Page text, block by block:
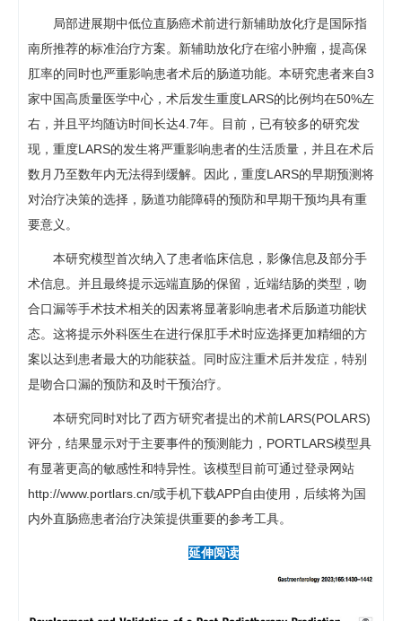
局部进展期中低位直肠癌术前进行新辅助放化疗是国际指
南所推荐的标准治疗方案。新辅助放化疗在缩小肿瘤，提高保
肛率的同时也严重影响患者术后的肠道功能。本研究患者来自3
家中国高质量医学中心，术后发生重度LARS的比例均在50%左
右，并且平均随访时间长达4.7年。目前，已有较多的研究发
现，重度LARS的发生将严重影响患者的生活质量，并且在术后
数月乃至数年内无法得到缓解。因此，重度LARS的早期预测将
对治疗决策的选择，肠道功能障碍的预防和早期干预均具有重
要意义。
本研究模型首次纳入了患者临床信息，影像信息及部分手
术信息。并且最终提示远端直肠的保留，近端结肠的类型，吻
合口漏等手术技术相关的因素将显著影响患者术后肠道功能状
态。这将提示外科医生在进行保肛手术时应选择更加精细的方
案以达到患者最大的功能获益。同时应注重术后并发症，特别
是吻合口漏的预防和及时干预治疗。
本研究同时对比了西方研究者提出的术前LARS(POLARS)
评分，结果显示对于主要事件的预测能力，PORTLARS模型具
有显著更高的敏感性和特异性。该模型目前可通过登录网站
http://www.portlars.cn/或手机下载APP自由使用，后续将为国
内外直肠癌患者治疗决策提供重要的参考工具。
延伸阅读